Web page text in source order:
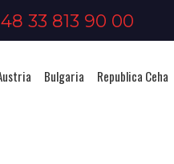
33 813 90 00
Bulgaria Republica Ceha